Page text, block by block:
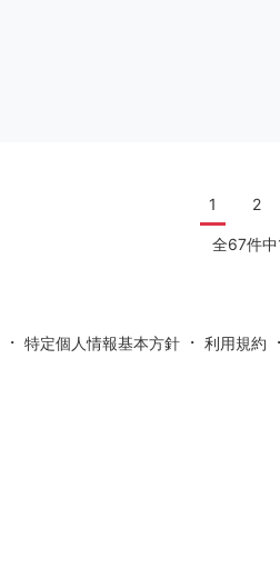
1 2
全67件
・ 特定個人情報基本方針・ 利用規約 ・